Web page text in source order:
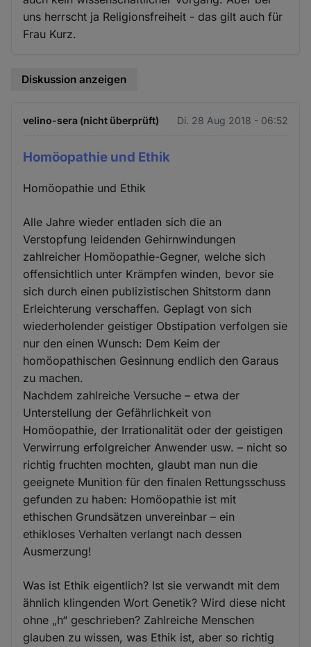
uns herrscht ja Religionsfreiheit - das gilt auch für
Frau Kurz.
Diskussion anzeigen
velino-sera (nicht überprüft) Di. 28 Aug 2018 - 06:52
Homöopathie und Ethik
Homöopathie und Ethik
Alle Jahre wieder entladen sich die an
Verstopfung leidenden Gehirnwindungen
zahlreicher Homöopathie-Gegner, welche sich
offensichtlich unter Krämpfen winden, bevor sie
sich durch einen publizistischen Shitstorm dann
Erleichterung verschaffen. Geplagt von sich
wiederholender geistiger Obstipation verfolgen sie
nur den einen Wunsch: Dem Keim der
homöopathischen Gesinnung endlich den Garaus
zu machen.
Nachdem zahlreiche Versuche – etwa der
Unterstellung der Gefährlichkeit von
Homöopathie, der Irrationalität oder der geistigen
Verwirrung erfolgreicher Anwender usw. – nicht so
richtig fruchten mochten, glaubt man nun die
geeignete Munition für den finalen Rettungsschuss
gefunden zu haben: Homöopathie ist mit
ethischen Grundsätzen unvereinbar – ein
ethikloses Verhalten verlangt nach dessen
Ausmerzung!
Was ist Ethik eigentlich? Ist sie verwandt mit dem
ähnlich klingenden Wort Genetik? Wird diese nicht
ohne „h“ geschrieben? Zahlreiche Menschen
glauben zu wissen, was Ethik ist, aber so richtig